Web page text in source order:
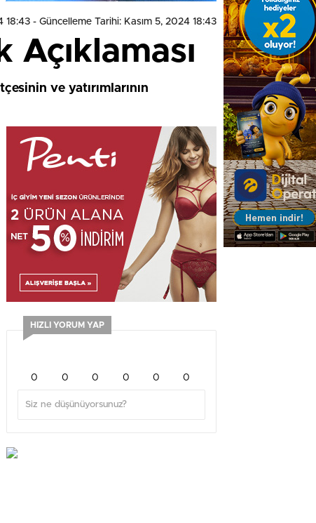
18:43 - Güncelleme Tarihi: Kasım 5, 2024 18:43
Açıklaması
ve yatırımlarının
HIZLI YORUM YAP
0 0 0 0 0 0